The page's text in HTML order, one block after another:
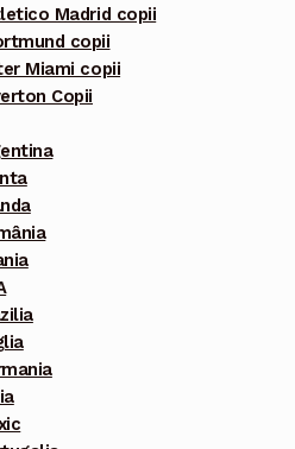
Madrid copii
copii
Miami copii
Copii